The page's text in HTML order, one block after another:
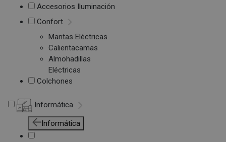
Accesorios Iluminación
Confort
Mantas Eléctricas
Calientacamas
Almohadillas
Eléctricas
Colchones
Informática
Informática